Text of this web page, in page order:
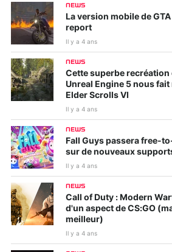
NEWS
La version mobile de
report
Il y a 4 ans
NEWS
Cette superbe recréation
Unreal Engine 5 nous
Elder Scrolls VI
Il y a 4 ans
NEWS
Fall Guys passera free-
sur de nouveaux
Il y a 4 ans
NEWS
Call of Duty : Modern
d'un aspect de CS:GO
meilleur)
Il y a 4 ans